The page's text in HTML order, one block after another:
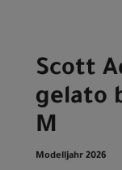
Scott
gelato
M
Modelljahr 2026